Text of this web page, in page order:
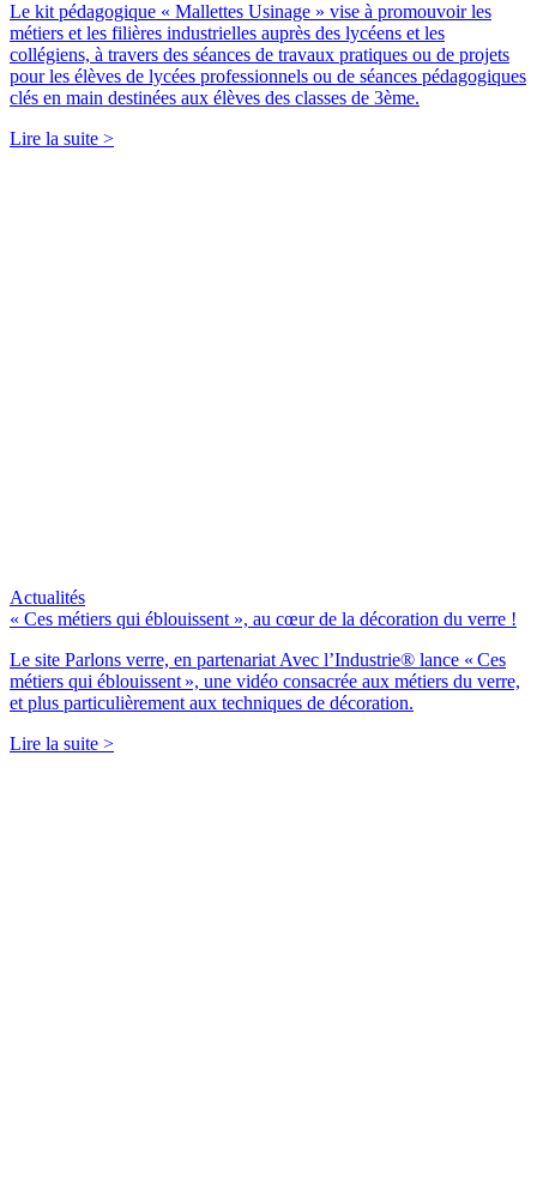
Le kit pédagogique « Mallettes Usinage » vise à promouvoir les
métiers et les filières industrielles auprès des lycéens et les
collégiens, à travers des séances de travaux pratiques ou de projets
pour les élèves de lycées professionnels ou de séances pédagogiques
clés en main destinées aux élèves des classes de 3ème.
Lire la suite >
Actualités
« Ces métiers qui éblouissent », au cœur de la décoration du verre !
Le site Parlons verre, en partenariat Avec l’Industrie® lance « Ces
métiers qui éblouissent », une vidéo consacrée aux métiers du verre,
et plus particulièrement aux techniques de décoration.
Lire la suite >